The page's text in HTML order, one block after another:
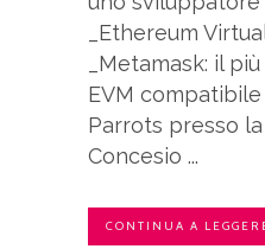
_Ethereum
_Metamask: il
EVM
Parrots presso
Concesio ...
CONTINUA A